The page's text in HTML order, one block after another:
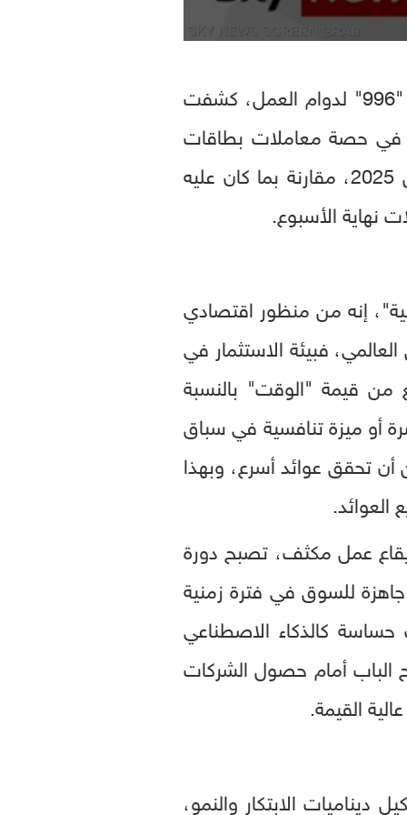
وفي دليل واضح على أن العديد من شركات وادي السيليكون، بدأت بتطبيق نهج "996" لدوام العمل، كشفت
في حصة معاملات بطاقات
الائتمان للشركات في سان فرانسيسكو، خلال ايام السبت خلال النصف الأول من 2025، مقارنة بما كان عليه
نهاية الأسبوع.
إنه من منظور اقتصادي
العالمي، فبيئة الاستثمار في
من قيمة "الوقت" بالنسبة
أو ميزة تنافسية في سباق
استثماري، فإن الشركات التي ستعتمد على نهج "996" يمكن أن تحقق عوائد أسرع، وبهذا
عمل مكثف، تصبح دورة
جاهزة للسوق في فترة زمنية
كالذكاء الاصطناعي
الباب أمام حصول الشركات
القيمة.
ديناميات الابتكار والنمو،